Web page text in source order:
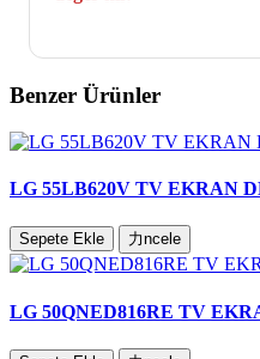
kıyaslandığında ortalama
için televizyonunuz ekran
Benzer Ürünler
LG 55LB620V TV EKRAN
Sepete Ekle 力ncele
LG 50QNED816RE TV